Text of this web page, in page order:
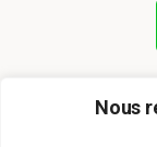
Nous